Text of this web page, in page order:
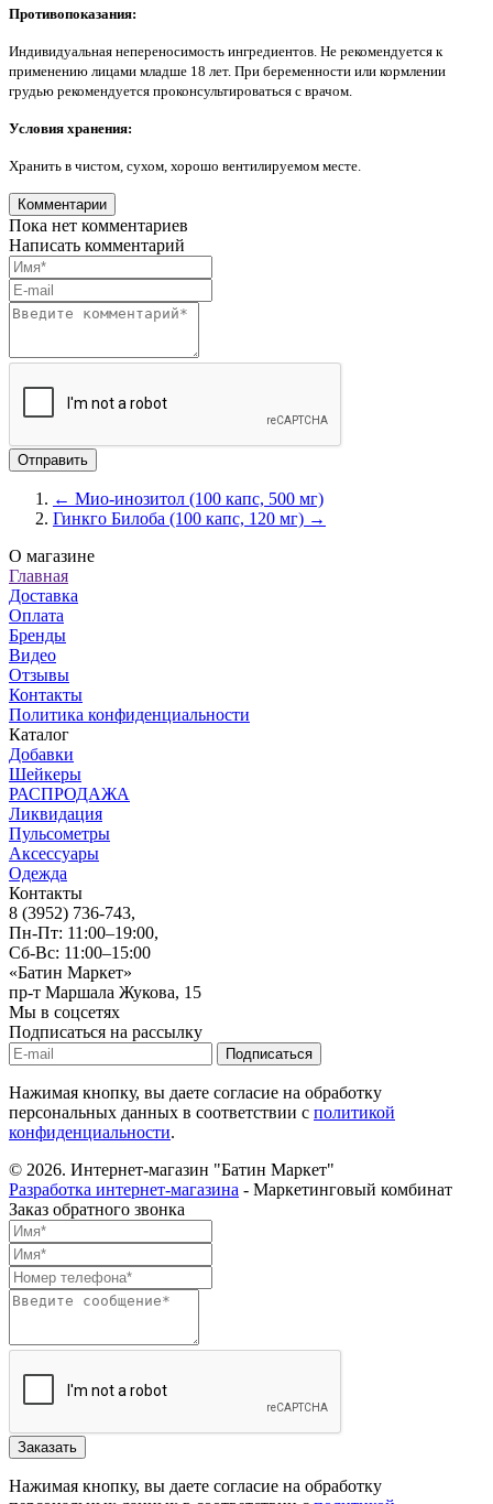
Противопоказания:
Индивидуальная непереносимость ингредиентов. Не рекомендуется к
применению лицами младше 18 лет. При беременности или кормлении
грудью рекомендуется проконсультироваться с врачом.
Условия хранения:
Хранить в чистом, сухом, хорошо вентилируемом месте.
Комментарии
Пока нет комментариев
Написать комментарий
← Мио-инозитол (100 капс, 500 мг)
Гинкго Билоба (100 капс, 120 мг) →
О магазине
Главная
Доставка
Оплата
Бренды
Видео
Отзывы
Контакты
Политика конфиденциальности
Каталог
Добавки
Шейкеры
РАСПРОДАЖА
Ликвидация
Пульсометры
Аксессуары
Одежда
Контакты
8 (3952) 736-743,
Пн-Пт: 11:00–19:00,
Сб-Вс: 11:00–15:00
«Батин Маркет»
пр-т Маршала Жукова, 15
Мы в соцсетях
Подписаться на рассылку
Нажимая кнопку, вы даете согласие на обработку
персональных данных в соответствии с политикой
конфиденциальности.
© 2026. Интернет-магазин "Батин Маркет"
Разработка интернет-магазина - Маркетинговый комбинат
Заказ обратного звонка
Нажимая кнопку, вы даете согласие на обработку